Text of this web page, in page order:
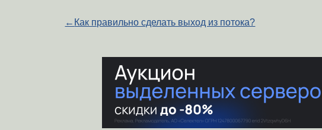
← Как правильно сделать выход из потока?